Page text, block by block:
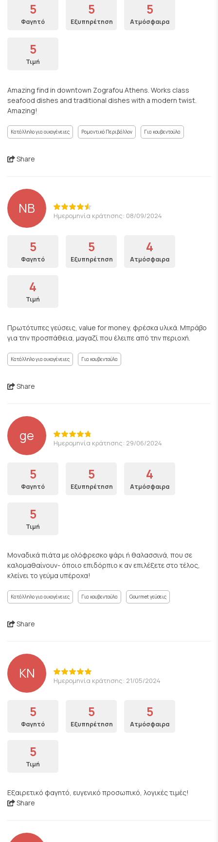
5
Φαγητό
5
Εξυπηρέτηση
5
Ατμόσφαιρα
5
Τιμή
Amazing find in downtown Zografou Athens. Works class
seafood dishes and traditional dishes with a modern twist.
Amazing!
Κατάλληλο για οικογένειες Ρομαντικό Περιβάλλον Για κουβεντούλα
Share
ΝΒ Ημερομηνία κράτησης: 08/09/2024
5
Φαγητό
5
Εξυπηρέτηση
4
Ατμόσφαιρα
4
Τιμή
Πρωτότυπες γεύσεις, value for money, φρέσκα υλικά. Μπράβο
για την προσπάθεια, μαγαζί που έλειπε από την περιοχή.
Κατάλληλο για οικογένειες Για κουβεντούλα
Share
ge Ημερομηνία κράτησης: 29/06/2024
5
Φαγητό
5
Εξυπηρέτηση
4
Ατμόσφαιρα
5
Τιμή
Μοναδικά πιάτα με ολόφρεσκο ψάρι ή θαλασσινά, που σε
καλομαθαίνουν- όποιο επιδόρπιο κ αν επιλέξετε στο τέλος,
κλείνει το γεύμα υπέροχα!
Κατάλληλο για οικογένειες Για κουβεντούλα Gourmet γεύσεις
Share
ΚΝ Ημερομηνία κράτησης: 21/05/2024
5
Φαγητό
5
Εξυπηρέτηση
5
Ατμόσφαιρα
5
Τιμή
Εξαιρετικό φαγητό, ευγενικό προσωπικό, λογικές τιμές!
Share